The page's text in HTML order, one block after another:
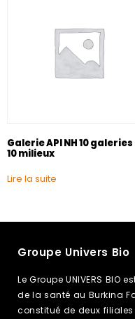
Galerie API NH 10 galeries
10 milieux
Lire la suite
Groupe Univers Bio
Le Groupe UNIVERS
de la santé au Burkina
constitué de deux filiales